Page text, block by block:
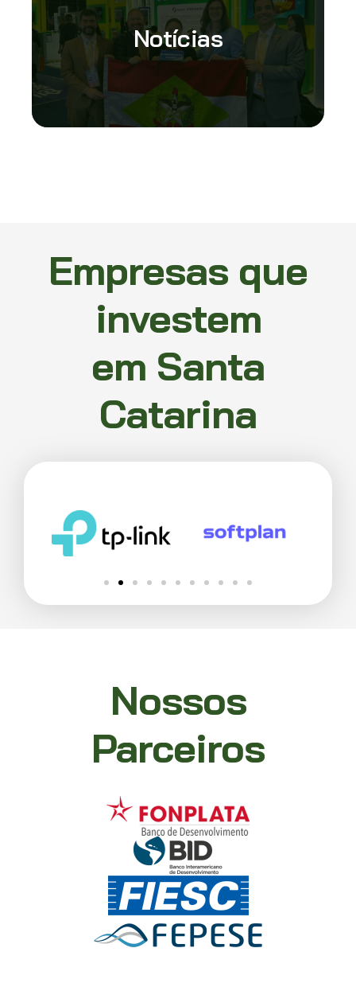
Notícias
Empresas que
investem
em Santa
Catarina
Nossos
Parceiros